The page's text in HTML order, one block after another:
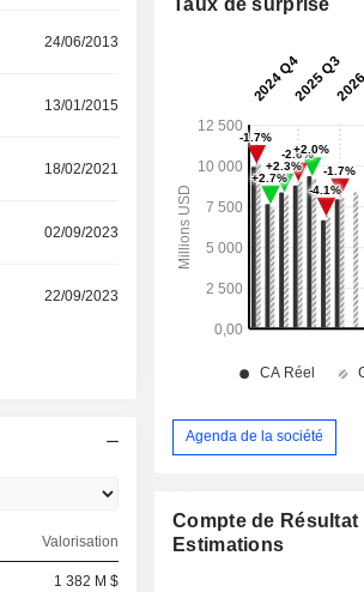
24/06/2013
13/01/2015
18/02/2021
02/09/2023
22/09/2023
Valorisation
1 382 M $
Agenda de la société
Compte de Résultat
Estimations